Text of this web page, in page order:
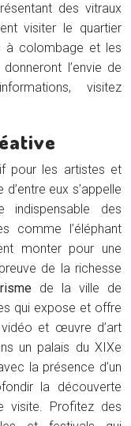
des vitraux
visiter le quartier
à colombage et les
l’envie de
visitez
pour les artistes et
eux s’appelle
indispensable des
comme l’éléphant
monter pour une
de la richesse
de la ville de
qui expose et offre
et œuvre d’art
un palais du XIXe
la présence d’un
la découverte
visite. Profitez des